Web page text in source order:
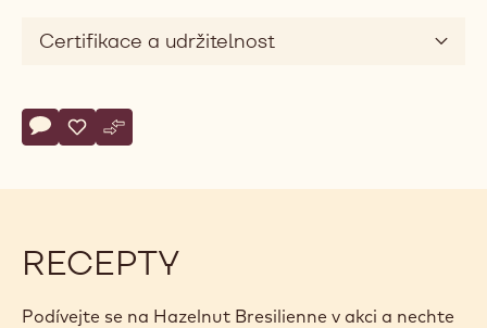
Certifikace a udržitelnost
Actions
Napsat komentář
- Hazelnut Bresilienne
Uložit
- Hazelnut Bresilienne
Srovnat
- Hazelnut Bresilienne
RECEPTY
Podívejte se na Hazelnut Bresilienne v akci a nechte